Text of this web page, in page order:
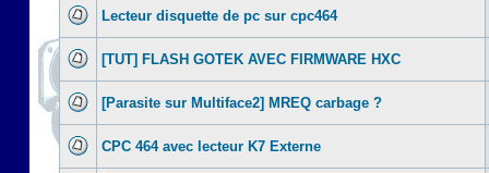
Lecteur disquette de pc sur cpc464
[TUT] FLASH GOTEK AVEC FIRMWARE HXC
[Parasite sur Multiface2] MREQ carbage ?
CPC 464 avec lecteur K7 Externe